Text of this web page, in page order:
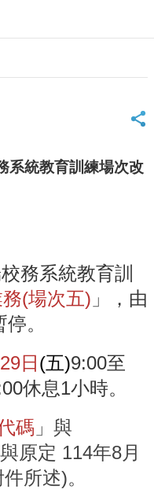
統教育訓練場次改
務系統教育訓
(場次五) 」
，由
停。
日 (五)9:00至
休息1小時。
碼 」與
與原定 114年8月
所述)。